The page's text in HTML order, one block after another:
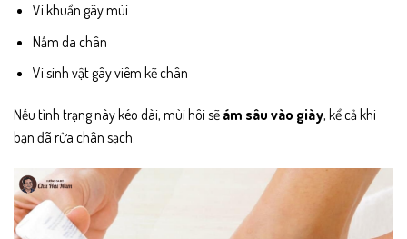
Vi khuẩn gây mùi
Nấm da chân
Vi sinh vật gây viêm kẽ chân
Nếu tình trạng này kéo dài, mùi hôi sẽ ám sâu vào giày, kể cả khi
bạn đã rửa chân sạch.